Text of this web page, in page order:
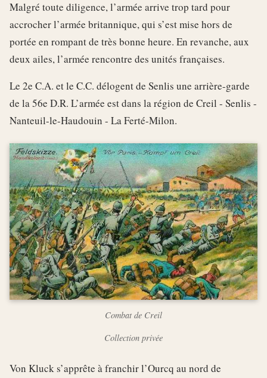
Malgré toute diligence, l’armée arrive trop tard pour
accrocher l’armée britannique, qui s’est mise hors de
portée en rompant de très bonne heure. En revanche, aux
deux ailes, l’armée rencontre des unités françaises.
Le 2e C.A. et le C.C. délogent de Senlis une arrière-garde
de la 56e D.R. L’armée est dans la région de Creil - Senlis -
Nanteuil-le-Haudouin - La Ferté-Milon.
Combat de Creil
Collection privée
Von Kluck s’apprête à franchir l’Ourcq au nord de